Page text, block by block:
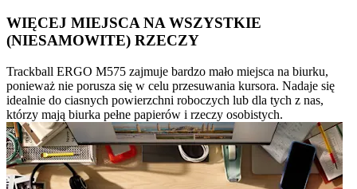
WIĘCEJ MIEJSCA NA WSZYSTKIE
(NIESAMOWITE) RZECZY
Trackball ERGO M575 zajmuje bardzo mało miejsca na biurku,
ponieważ nie porusza się w celu przesuwania kursora. Nadaje się
idealnie do ciasnych powierzchni roboczych lub dla tych z nas,
którzy mają biurka pełne papierów i rzeczy osobistych.